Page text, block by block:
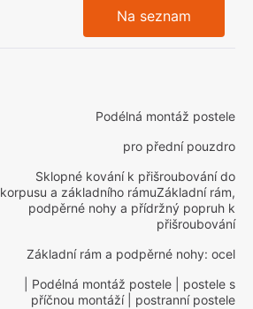
Na seznam
Podélná montáž postele
pro přední pouzdro
Sklopné kování k přišroubování do
korpusu a základního rámuZákladní rám,
podpěrné nohy a přídržný popruh k
přišroubování
Základní rám a podpěrné nohy: ocel
| Podélná montáž postele | postele s
příčnou montáží| postranní postele